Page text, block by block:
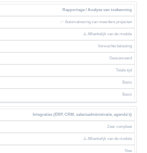
Rapportage / Analyse van toekenning
✅ Automatisering van meerdere projecten
⚠️ Afhankelijk van de module
Verwachte belasting
Geavanceerd
Totale tijd
Basis
Basis
Integraties (ERP, CRM, salarisadministratie, agenda's)
Zeer compleet
⚠️ Afhankelijk van de module
Nee